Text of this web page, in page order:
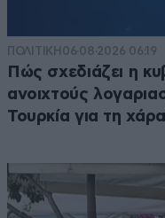
ΠΟΛΙΤΙΚΗ 06·08·2026 06:19
Πώς σχεδιάζει η
ανοιχτούς
Τουρκία για τη